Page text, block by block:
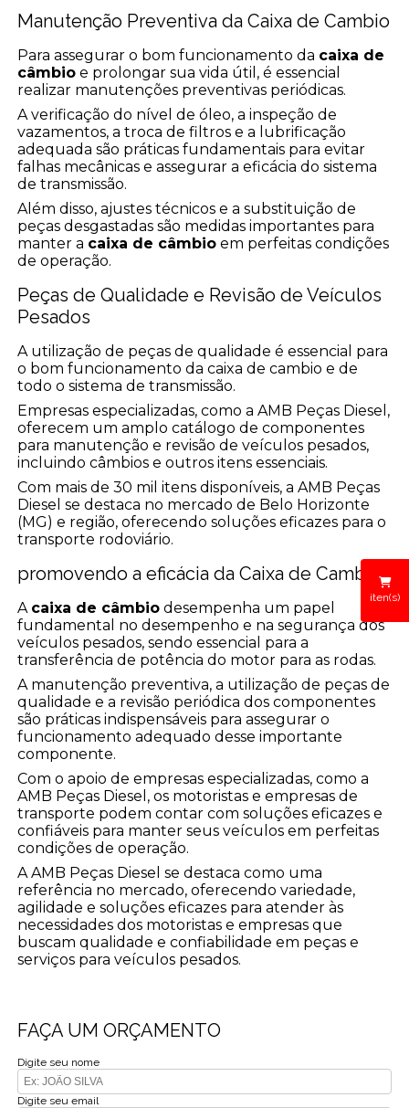
iten(s)
Manutenção Preventiva da Caixa de Cambio
Para assegurar o bom funcionamento da caixa de
câmbio e prolongar sua vida útil, é essencial
realizar manutenções preventivas periódicas.
A verificação do nível de óleo, a inspeção de
vazamentos, a troca de filtros e a lubrificação
adequada são práticas fundamentais para evitar
falhas mecânicas e assegurar a eficácia do sistema
de transmissão.
Além disso, ajustes técnicos e a substituição de
peças desgastadas são medidas importantes para
manter a caixa de câmbio em perfeitas condições
de operação.
Peças de Qualidade e Revisão de Veículos
Pesados
A utilização de peças de qualidade é essencial para
o bom funcionamento da caixa de cambio e de
todo o sistema de transmissão.
Empresas especializadas, como a AMB Peças Diesel,
oferecem um amplo catálogo de componentes
para manutenção e revisão de veículos pesados,
incluindo câmbios e outros itens essenciais.
Com mais de 30 mil itens disponíveis, a AMB Peças
Diesel se destaca no mercado de Belo Horizonte
(MG) e região, oferecendo soluções eficazes para o
transporte rodoviário.
promovendo a eficácia da Caixa de Cambio
A caixa de câmbio desempenha um papel
fundamental no desempenho e na segurança dos
veículos pesados, sendo essencial para a
transferência de potência do motor para as rodas.
A manutenção preventiva, a utilização de peças de
qualidade e a revisão periódica dos componentes
são práticas indispensáveis para assegurar o
funcionamento adequado desse importante
componente.
Com o apoio de empresas especializadas, como a
AMB Peças Diesel, os motoristas e empresas de
transporte podem contar com soluções eficazes e
confiáveis para manter seus veículos em perfeitas
condições de operação.
A AMB Peças Diesel se destaca como uma
referência no mercado, oferecendo variedade,
agilidade e soluções eficazes para atender às
necessidades dos motoristas e empresas que
buscam qualidade e confiabilidade em peças e
serviços para veículos pesados.
FAÇA UM ORÇAMENTO
Digite seu nome
Digite seu email